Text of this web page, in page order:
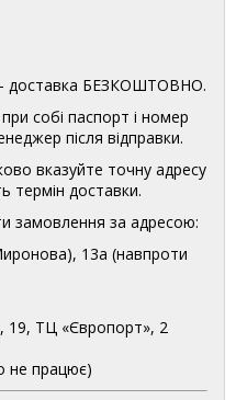
доставка БЕЗКОШТОВНО.
собі паспорт і номер
після відправки.
вказуйте точну адресу
термін доставки.
замовлення за адресою:
13а (навпроти
19, ТЦ «Європорт», 2
не працює)